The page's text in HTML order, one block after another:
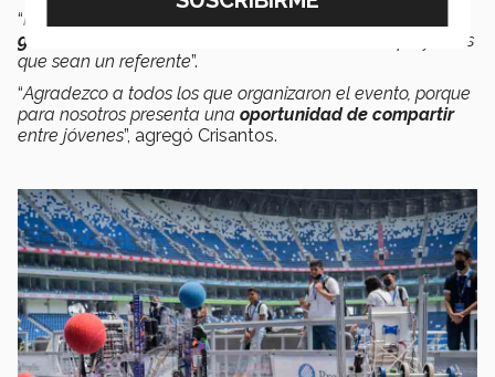
“Muchos de estos equipos, iniciativas y empresas, buscan
generar valor a la sociedad
, es decir haciendo proyectos
que sean un referente”.
“Agradezco a todos los que organizaron el evento, porque
para nosotros presenta una oportunidad de compartir
entre jóvenes”, agregó Crisantos.